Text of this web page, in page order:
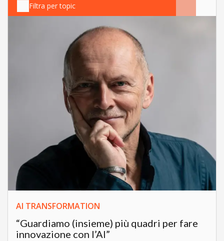
Filtra per topic
AI TRANSFORMATION
“Guardiamo (insieme) più quadri per fare
innovazione con l’AI”